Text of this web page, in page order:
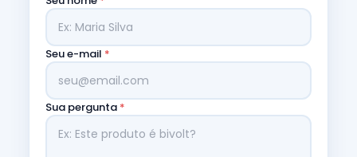
Seu e-mail *
Sua pergunta *